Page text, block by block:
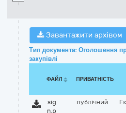
Завантажити архівом
Тип документа: Оголошення
закупівлі
ФАЙЛ ПРИВАТНІСТЬ
sig
n.p
публічний